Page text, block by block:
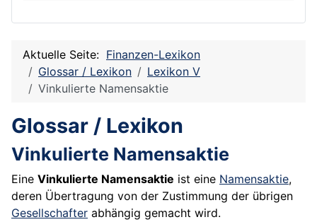
Aktuelle Seite: Finanzen-Lexikon
Glossar / Lexikon
Lexikon V
Vinkulierte Namensaktie
Glossar / Lexikon
Vinkulierte Namensaktie
Eine Vinkulierte Namensaktie ist eine Namensaktie,
deren Übertragung von der Zustimmung der übrigen
Gesellschafter abhängig gemacht wird.